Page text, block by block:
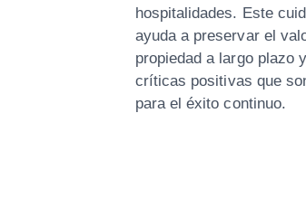
hospitalidades. Este
ayuda a preservar el
propiedad a largo plazo
críticas positivas que
para el éxito continuo.